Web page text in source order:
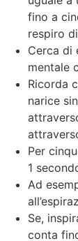
fino a
respiro
Cerca di
mentale
Ricorda
narice
Per
1
Ad
Se,
conta